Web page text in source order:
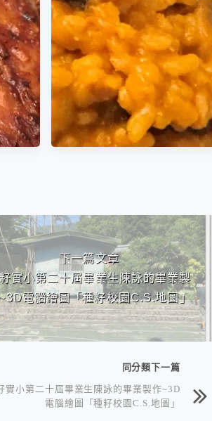
現極
美味小點心 超簡單
卡烤
松露南瓜燉飯RISOTTO
下一篇文章
實小第二十屆畢業生陳詠的畢業製
電腦繪圖「種籽校園C.S.地圖」
同分類下一篇
實小第二十屆畢業生陳詠的畢業製作~3D
電腦繪圖「種籽校園C.S.地圖」